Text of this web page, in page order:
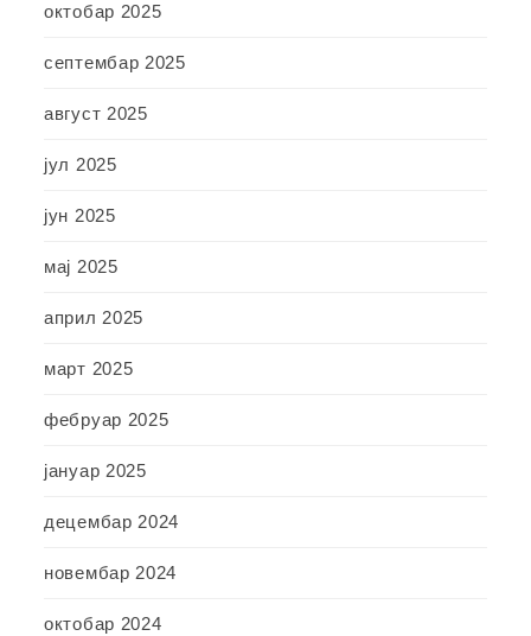
октобар 2025
септембар 2025
август 2025
јул 2025
јун 2025
мај 2025
април 2025
март 2025
фебруар 2025
јануар 2025
децембар 2024
новембар 2024
октобар 2024